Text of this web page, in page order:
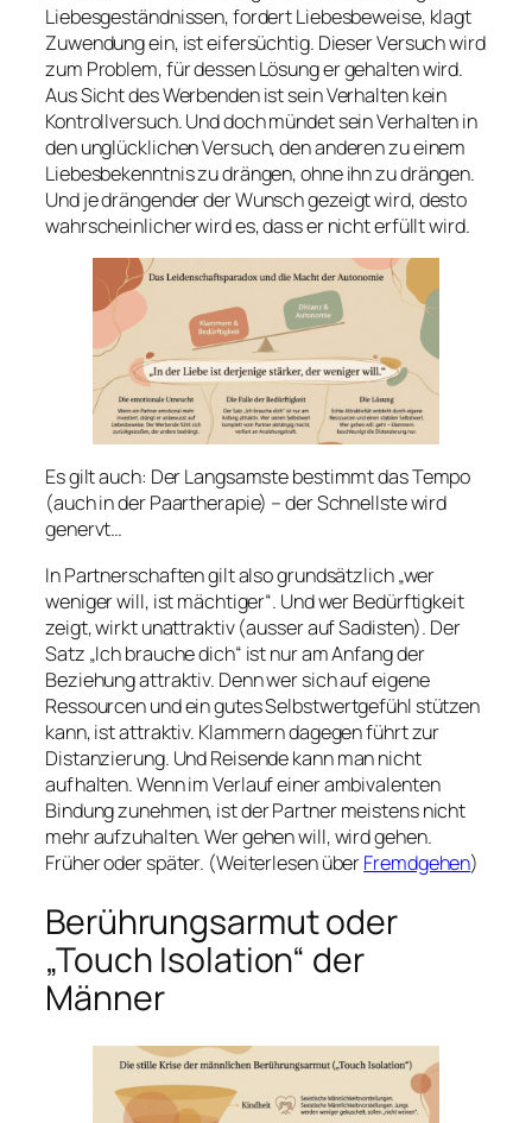
Liebesgeständnissen, fordert Liebesbeweise, klagt
Zuwendung ein, ist eifersüchtig. Dieser Versuch wird
zum Problem, für dessen Lösung er gehalten wird.
Aus Sicht des Werbenden ist sein Verhalten kein
Kontrollversuch. Und doch mündet sein Verhalten in
den unglücklichen Versuch, den anderen zu einem
Liebesbekenntnis zu drängen, ohne ihn zu drängen.
Und je drängender der Wunsch gezeigt wird, desto
wahrscheinlicher wird es, dass er nicht erfüllt wird.
Es gilt auch: Der Langsamste bestimmt das Tempo
(auch in der Paartherapie) – der Schnellste wird
genervt…
In Partnerschaften gilt also grundsätzlich „wer
weniger will, ist mächtiger“. Und wer Bedürftigkeit
zeigt, wirkt unattraktiv (ausser auf Sadisten). Der
Satz „Ich brauche dich“ ist nur am Anfang der
Beziehung attraktiv. Denn wer sich auf eigene
Ressourcen und ein gutes Selbstwertgefühl stützen
kann, ist attraktiv. Klammern dagegen führt zur
Distanzierung. Und Reisende kann man nicht
aufhalten. Wenn im Verlauf einer ambivalenten
Bindung zunehmen, ist der Partner meistens nicht
mehr aufzuhalten. Wer gehen will, wird gehen.
Früher oder später. (Weiterlesen überFremdgehen)
Berührungsarmut oder
„Touch Isolation“ der
Männer